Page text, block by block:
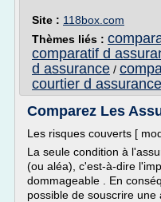
Site : 118box.com
Thèmes liés :
comparatif d
d assurance /
courtier d
Comparez Les
Les risques couverts [
La seule condition à
(ou aléa), c'est-à-dire
dommageable . En
possible de souscrire